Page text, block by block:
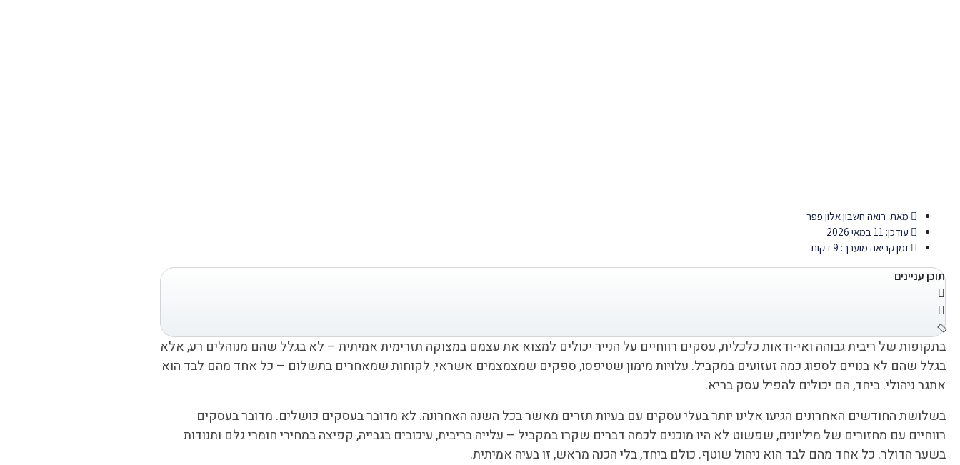
מאת: רואה חשבון אלון פפר
עודכן: 11 במאי 2026
זמן קריאה מוערך: 9 דקות
תוכן עניינים
בתקופות של ריבית גבוהה ואי-ודאות כלכלית, עסקים רווחיים על הנייר יכולים למצוא את עצמם במצוקה תזרימית אמיתית – לא בגלל שהם מנוהלים רע, אלא
בגלל שהם לא בנויים לספוג כמה זעזועים במקביל. עלויות מימון שטיפסו, ספקים שמצמצמים אשראי, לקוחות שמאחרים בתשלום – כל אחד מהם לבד הוא
אתגר ניהולי. ביחד, הם יכולים להפיל עסק בריא.
בשלושת החודשים האחרונים הגיעו אלינו יותר בעלי עסקים עם בעיות תזרים מאשר בכל השנה האחרונה. לא מדובר בעסקים כושלים. מדובר בעסקים
רווחיים עם מחזורים של מיליונים, שפשוט לא היו מוכנים לכמה דברים שקרו במקביל – עלייה בריבית, עיכובים בגבייה, קפיצה במחירי חומרי גלם ותנודות
בשער הדולר. כל אחד מהם לבד הוא ניהול שוטף. כולם ביחד, בלי הכנה מראש, זו בעיה אמיתית.